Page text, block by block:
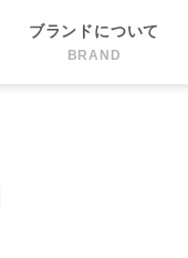
ブランドについて
BRAND